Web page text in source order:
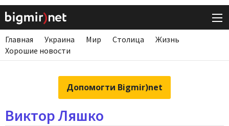
Главная Украина Мир Столица
Жизнь
Хорошие новости
Допомогти Bigmir)net
Виктор Ляшко